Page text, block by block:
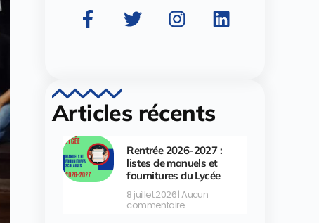
Articles récents
Rentrée 2026-2027 :
listes de manuels et
fournitures du Lycée
8 juillet 2026 Aucun
commentaire